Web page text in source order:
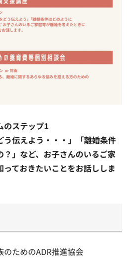
のステップ1
う伝えよう・・・」「離婚条件
」など、お子さんのいるご家
ておきたいことをお話ししま
ためのADR推進協会